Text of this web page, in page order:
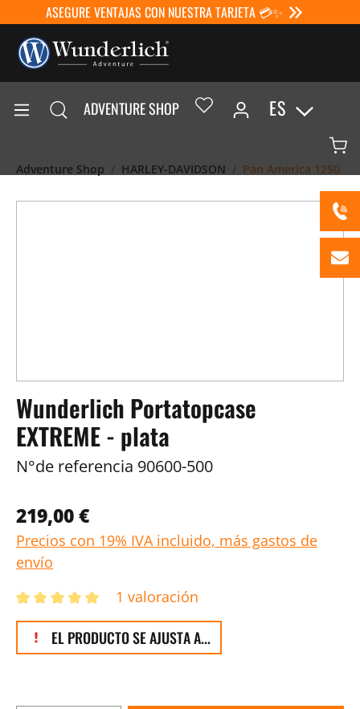
ASEGURE VENTAJAS CON NUESTRA TARJETA 💳✨
ADVENTURE SHOP ES
Adventure Shop HARLEY-DAVIDSON Pan America 1250
Wunderlich Portatopcase
EXTREME - plata
N°de referencia 90600-500
219,00 €
Precios con 19% IVA incluido, más gastos de
envío
1 valoración
EL PRODUCTO SE AJUSTA A...